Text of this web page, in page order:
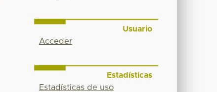
Usuario
Acceder
Estadísticas
Estadísticas de uso